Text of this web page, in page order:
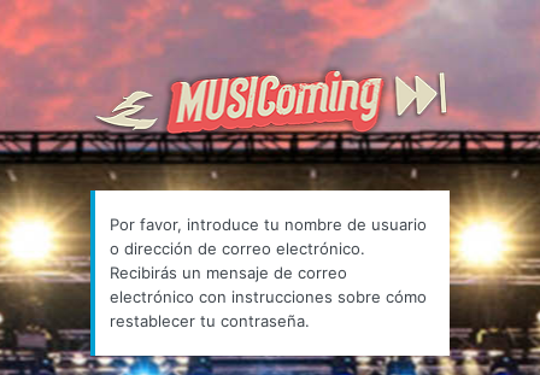
Contraseña
perdida
Por favor, introduce tu nombre de usuario
o dirección de correo electrónico.
Recibirás un mensaje de correo
electrónico con instrucciones sobre cómo
restablecer tu contraseña.